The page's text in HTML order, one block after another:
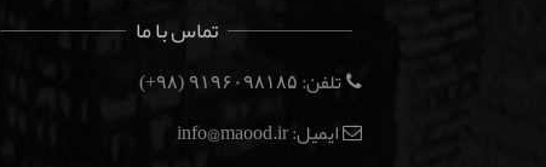
تماس با ما
تلفن: ۹۱۹۶۰۹۸۱۸۵ (۹۸+)
ایمیل: info@maood.ir